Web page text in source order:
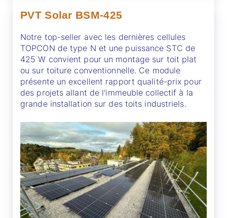
PVT Solar BSM-425
Notre top-seller avec les dernières cellules
TOPCON de type N et une puissance STC de
425 W convient pour un montage sur toit plat
ou sur toiture conventionnelle. Ce module
présente un excellent rapport qualité-prix pour
des projets allant de l'immeuble collectif à la
grande installation sur des toits industriels.